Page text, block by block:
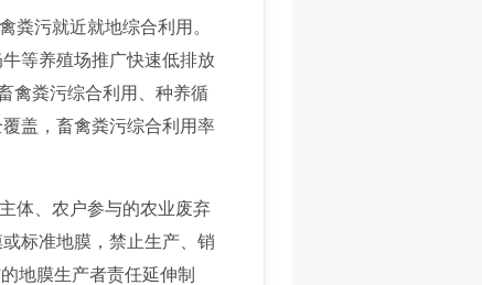
污就近就地综合利用。
等养殖场推广快速低排放
禽粪污综合利用、种养循
盖，畜禽粪污综合利用率
体、农户参与的农业废弃
标准地膜，禁止生产、销
地膜生产者责任延伸制